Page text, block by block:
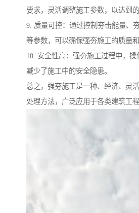
要求，灵活调整施工参数，以达到的
9. 质量可控：通过控制夯击能量、
等参数，可以确保强夯施工的质量和
10. 安全性高：强夯施工过程中，操
减少了施工中的安全隐患。
总之，强夯施工是一种、经济、灵
处理方法，广泛应用于各类建筑工程